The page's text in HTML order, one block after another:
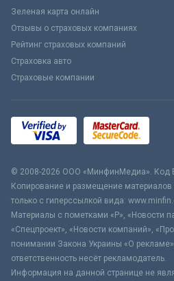
Зеленая карта онлайн
Отзывы о страховых компаниях
Рейтинг страховых компаний
Страховка авто
Страховые компании
© 2008-2026 ООО «МинфинМедиа». Код
Копирование и размещение материалов
только с гиперссылкой вида:
Материалы с пометками «Р», «Новости
«Спецпроект», «Новости компаний»,
понимании Закона Украины «О
ответственность несёт рекламодатель.
Информация на данной странице не